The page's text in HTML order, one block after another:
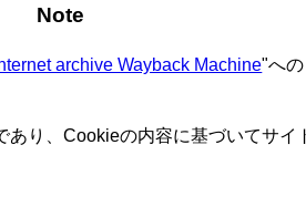
Note
archive Wayback Machine"へ
り、Cookieの内容に基づいてサイ